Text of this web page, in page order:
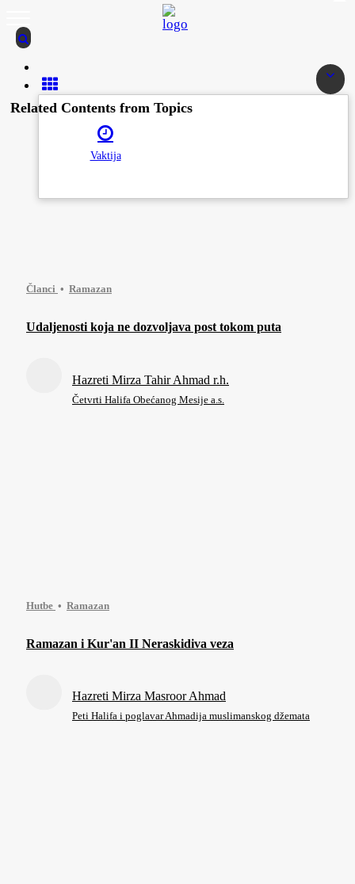
Vaktija
Related Contents from Topics
Članci Ramazan
Udaljenosti koja ne dozvoljava post tokom puta
Hazreti Mirza Tahir Ahmad r.h.
Četvrti Halifa Obećanog Mesije a.s.
Hutbe Ramazan
Ramazan i Kur'an II Neraskidiva veza
Hazreti Mirza Masroor Ahmad
Peti Halifa i poglavar Ahmadija muslimanskog džemata